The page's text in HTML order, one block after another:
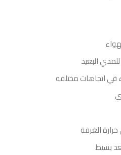
البعيد
في اتجاهات مختلفه
الغرفة
بسيط